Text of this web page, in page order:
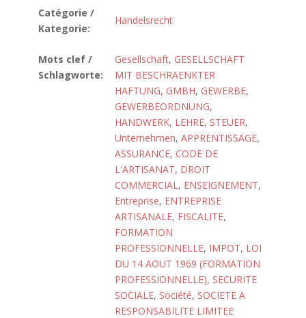
Catégorie /
Kategorie:
Handelsrecht
Mots clef /
Schlagworte:
Gesellschaft, GESELLSCHAFT
MIT BESCHRAENKTER
HAFTUNG, GMBH, GEWERBE,
GEWERBEORDNUNG,
HANDWERK, LEHRE, STEUER,
Unternehmen, APPRENTISSAGE,
ASSURANCE, CODE DE
L'ARTISANAT, DROIT
COMMERCIAL, ENSEIGNEMENT,
Entreprise, ENTREPRISE
ARTISANALE, FISCALITE,
FORMATION
PROFESSIONNELLE, IMPOT, LOI
DU 14 AOUT 1969 (FORMATION
PROFESSIONNELLE), SECURITE
SOCIALE, Société, SOCIETE A
RESPONSABILITE LIMITEE